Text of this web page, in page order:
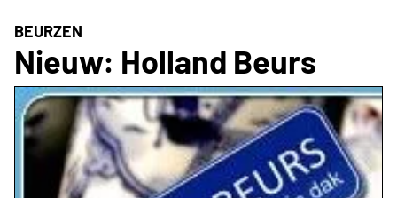
Contact
Adverteren
Abonnementen
BEURZEN
Nieuw: Holland Beurs